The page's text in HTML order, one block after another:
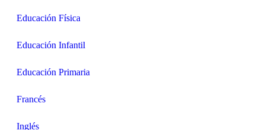
Educación Física
Educación Infantil
Educación Primaria
Francés
Inglés